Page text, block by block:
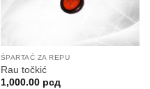
ŠPARTAČ ZA REPU
Rau točkić
1,000.00 рсд